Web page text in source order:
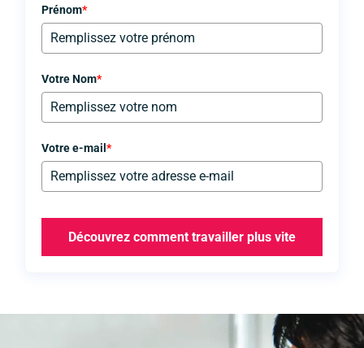
Prénom*
Votre Nom*
Votre e-mail *
Découvrez comment travailler plus vite